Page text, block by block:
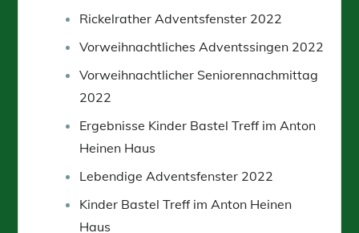
Rickelrather Adventsfenster 2022
Vorweihnachtliches Adventssingen 2022
Vorweihnachtlicher Seniorennachmittag
2022
Ergebnisse Kinder Bastel Treff im Anton
Heinen Haus
Lebendige Adventsfenster 2022
Kinder Bastel Treff im Anton Heinen
Haus